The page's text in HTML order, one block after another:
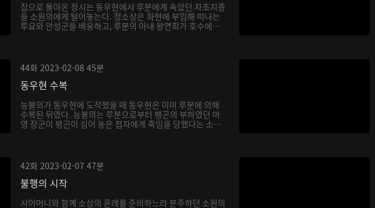
집으로 돌아온 정시는 동우현에서 루분에게 속았던 자초지종
을 소원의에게 털어놓는다. 정소상은 화현에 부임해 떠나는
루요와 안성군을 배웅하고, 루분의 아내 왕연희가 호수에
44화 2023-02-08 45분
동우현 수복
능불의가 동우현에 도착했을 때 동우현은 이미 루분에 의해
수복된 뒤였다. 능불의는 루분으로부터 팽곤의 부하였던 마
영 장군이 팽곤이 심어 놓은 첩자에게 죽임을 당했다는 소
42화 2023-02-07 47분
불행의 시작
시어머니와 함께 소상의 혼례를 준비하느라 분주하던 소원의